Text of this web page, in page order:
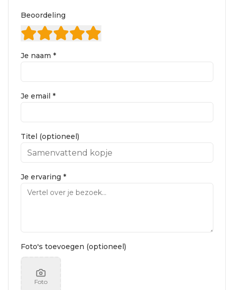
Beoordeling
Je naam *
Je email *
Titel (optioneel)
Je ervaring *
Foto's toevoegen (optioneel)
Foto